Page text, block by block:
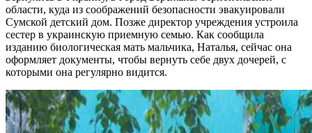
области, куда из соображений безопасности эвакуировали
Сумской детский дом. Позже директор учреждения устроила
сестер в украинскую приемную семью. Как сообщила
изданию биологическая мать мальчика, Наталья, сейчас она
оформляет документы, чтобы вернуть себе двух дочерей, с
которыми она регулярно видится.